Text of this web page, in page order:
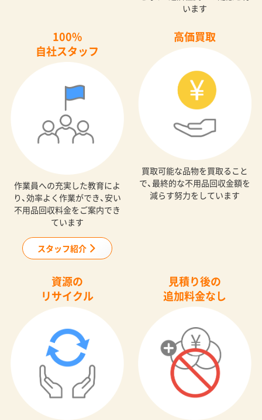
います
100%
自社スタッフ
作業員への充実した教育によ
り、効率よく作業ができ、安い
不用品回収料金をご案内でき
ています
スタッフ紹介
高価買取
買取可能な品物を買取ること
で、最終的な不用品回収金額を
減らす努力をしています
資源の
リサイクル
見積り後の
追加料金なし